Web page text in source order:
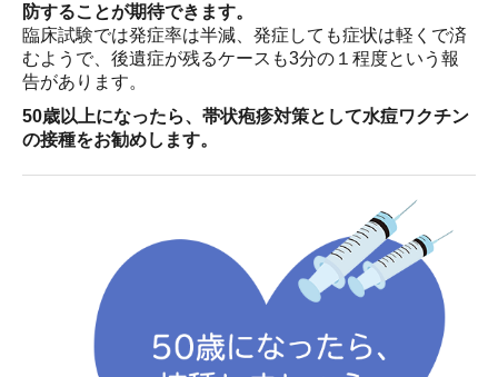
防することが期待できます。
臨床試験では発症率は半減、発症しても症状は軽くで済
むようで、後遺症が残るケースも3分の１程度という報
告があります。
50歳以上になったら、帯状疱疹対策として水痘ワクチン
の接種をお勧めします。